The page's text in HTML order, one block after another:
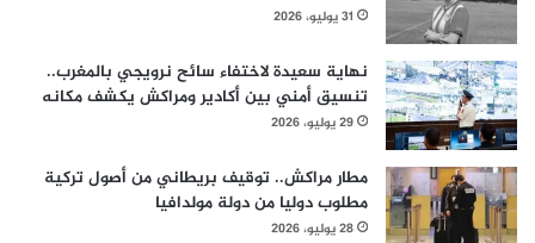
31 يوليو، 2026
نهاية سعيدة لاختفاء سائح نرويجي بالمغرب..
تنسيق أمني بين أكادير ومراكش يكشف مكانه
29 يوليو، 2026
مطار مراكش.. توقيف بريطاني من أصول تركية
مطلوب دوليا من دولة مولدافيا
28 يوليو، 2026